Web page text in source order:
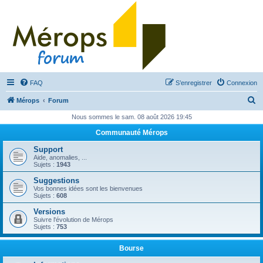
FAQ Connexion
S’enregistrer
Mérops Forum
h
r
Nous sommes le sam. 08 août 2026 19:45
Communauté Mérops
Support
Aide, anomalies, ...
Sujets : 1943
Suggestions
Vos bonnes idées sont les bienvenues
Sujets : 608
Versions
Suivre l'évolution de Mérops
Sujets : 753
Bourse